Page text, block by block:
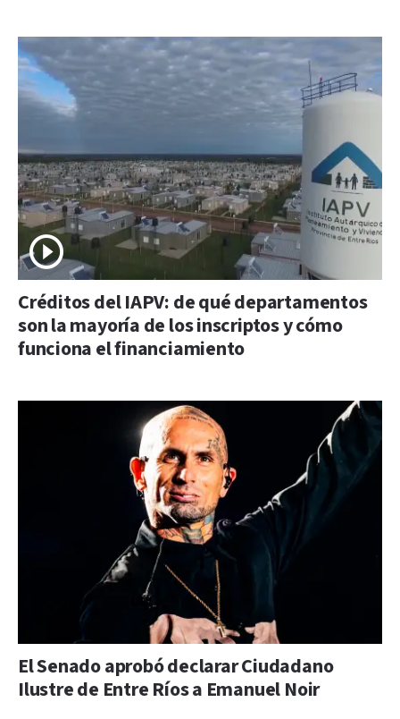
Créditos del IAPV: de qué departamentos
son la mayoría de los inscriptos y cómo
funciona el financiamiento
El Senado aprobó declarar Ciudadano
Ilustre de Entre Ríos a Emanuel Noir